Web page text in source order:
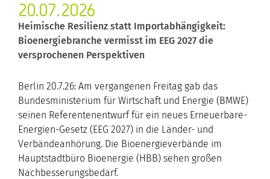
20.07.2026
Heimische Resilienz statt Importabhängigkeit:
Bioenergiebranche vermisst im EEG 2027 die
versprochenen Perspektiven
Berlin 20.7.26: Am vergangenen Freitag gab das
Bundesministerium für Wirtschaft und Energie (BMWE)
seinen Referentenentwurf für ein neues Erneuerbare-
Energien-Gesetz (EEG 2027) in die Länder- und
Verbändeanhörung. Die Bioenergieverbände im
Hauptstadtbüro Bioenergie (HBB) sehen großen
Nachbesserungsbedarf.